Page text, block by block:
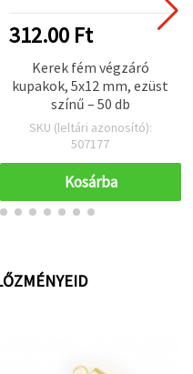
312.00 Ft
Kerek fém végzáró
kupakok, 5x12 mm, ezüst
színű – 50 db
SKU (leltári azonosító):
507177
Kosárba